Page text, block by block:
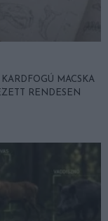
MACSKA
RENDESEN